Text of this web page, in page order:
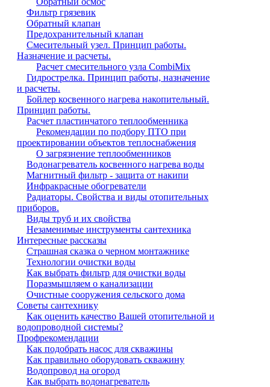
Фильтр грязевик
Обратный клапан
Предохранительный клапан
Смесительный узел. Принцип работы.
Назначение и расчеты.
Расчет смесительного узла CombiMix
Гидрострелка. Принцип работы, назначение
и расчеты.
Бойлер косвенного нагрева накопительный.
Принцип работы.
Расчет пластинчатого теплообменника
Рекомендации по подбору ПТО при
проектировании объектов теплоснабжения
О загрязнение теплообменников
Водонагреватель косвенного нагрева воды
Магнитный фильтр - защита от накипи
Инфракрасные обогреватели
Радиаторы. Свойства и виды отопительных
приборов.
Виды труб и их свойства
Незаменимые инструменты сантехника
Интересные рассказы
Страшная сказка о черном монтажнике
Технологии очистки воды
Как выбрать фильтр для очистки воды
Поразмышляем о канализации
Очистные сооружения сельского дома
Советы сантехнику
Как оценить качество Вашей отопительной и
водопроводной системы?
Профрекомендации
Как подобрать насос для скважины
Как правильно оборудовать скважину
Водопровод на огород
Как выбрать водонагреватель